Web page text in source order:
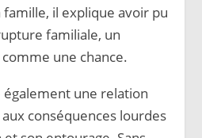
famille, il explique avoir pu
familiale, un
une chance.
une relation
conséquences lourdes